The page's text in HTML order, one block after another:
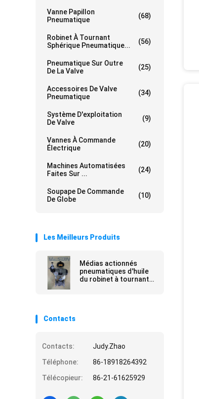
Vanne Papillon
Pneumatique
(68)
Robinet À Tournant
Sphérique Pneumatique...
(56)
Pneumatique Sur Outre
De La Valve
(25)
Accessoires De Valve
Pneumatique
(34)
Système D'exploitation
De Valve
(9)
Vannes À Commande
Électrique
(20)
Machines Automatisées
Faites Sur ...
(24)
Soupape De Commande
De Globe
(10)
Les Meilleurs Produits
Médias actionnés
pneumatiques d'huile
du robinet à tournant
Contacts
Contacts:
Judy.Zhao
Téléphone:
86-18918264392
Télécopieur:
86-21-61625929